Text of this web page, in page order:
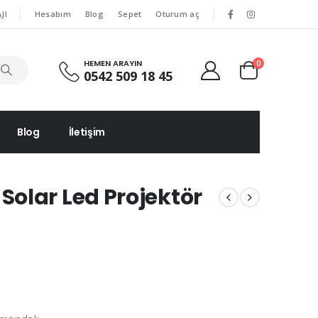
Hesabım Blog Sepet Oturum aç
HEMEN ARAYIN
0542 509 18 45
0
Blog İletişim
Led Projektör